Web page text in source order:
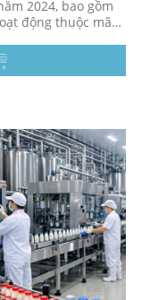
2024, bao gồm
động thuộc mã